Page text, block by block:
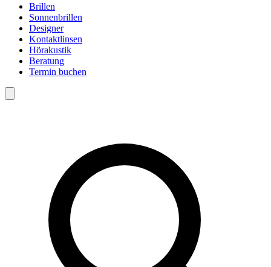
Brillen
Sonnenbrillen
Designer
Kontaktlinsen
Hörakustik
Beratung
Termin buchen